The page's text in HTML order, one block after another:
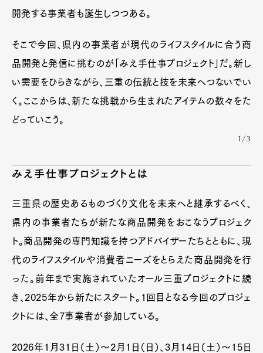
開発する事業者も誕生しつつある。
そこで今回、県内の事業者が現代のライフスタイルに合う商
品開発と発信に挑むのが「みえ手仕事プロジェクト」だ。新し
い需要をひらきながら、三重の伝統と技を未来へつないでい
く。ここからは、新たな挑戦から生まれたアイテムの数々をた
どっていこう。
1/3
みえ手仕事プロジェクトとは
三重県の歴史あるものづくり文化を未来へと継承するべく、
県内の事業者たちが新たな商品開発をおこなうプロジェク
ト。商品開発の専門知識を持つアドバイザーたちとともに、現
代のライフスタイルや消費者ニーズをとらえた商品開発を行
った。前年まで実施されていたオール三重プロジェクトに続
き、2025年から新たにスタート。1回目となる今回のプロジェ
クトには、全7事業者が参加している。
2026年1月31日（土）〜2月1日（日）、3月14日（土）〜15日